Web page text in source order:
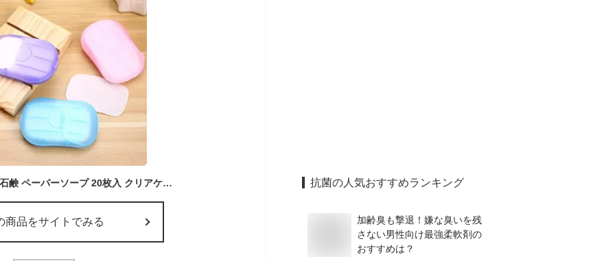
【3日までP20倍】 紙石鹸 ペーパーソープ 20枚入 クリアケース付 紙石けん 紙石けん 持ち運び コンパクト 携帯 便利 細菌 ウイルス 除菌 手洗い 便利 携帯用 詰め替え 石鹸 石けん 旅行 出張 ポイント消化 レジャー 防災 アウトドア 【20個まで送料250円】
商品をサイトでみる
抗菌の人気おすすめランキング
加齢臭も撃退！嫌な臭いを残
さない男性向け最強柔軟剤の
おすすめは？